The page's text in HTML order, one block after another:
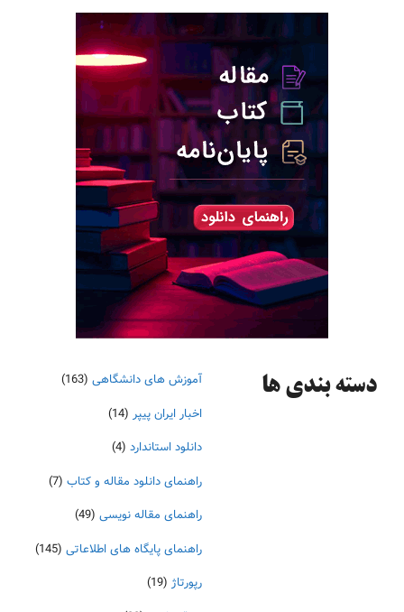
دسته‌ بندی ها آموزش های دانشگاهی (163)
اخبار ایران پیپر (14)
دانلود استاندارد (4)
راهنمای دانلود مقاله و کتاب (7)
راهنمای مقاله نویسی (49)
راهنمای پایگاه های اطلاعاتی (145)
رپورتاژ (19)